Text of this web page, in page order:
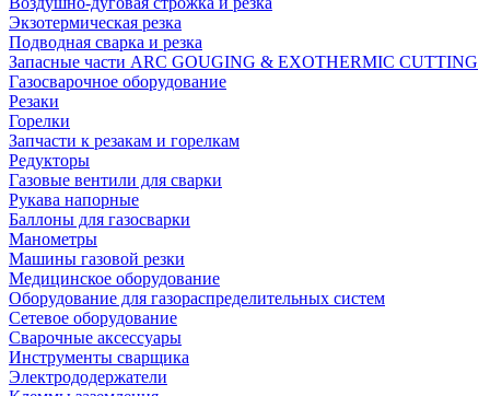
Экзотермическая резка
Подводная сварка и резка
Запасные части ARC GOUGING & EXOTHERMIC CUTTING
Газосварочное оборудование
Резаки
Горелки
Запчасти к резакам и горелкам
Редукторы
Газовые вентили для сварки
Рукава напорные
Баллоны для газосварки
Манометры
Машины газовой резки
Медицинское оборудование
Оборудование для газораспределительных систем
Сетевое оборудование
Сварочные аксессуары
Инструменты сварщика
Электрододержатели